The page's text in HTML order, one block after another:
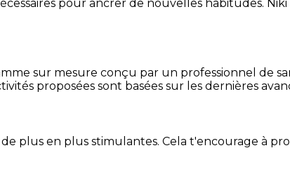
pour ancrer de nouvelles habitudes.
sur mesure conçu par un professionnel de
proposées sont basées sur les dernières
plus en plus stimulantes. Cela t'encourage à